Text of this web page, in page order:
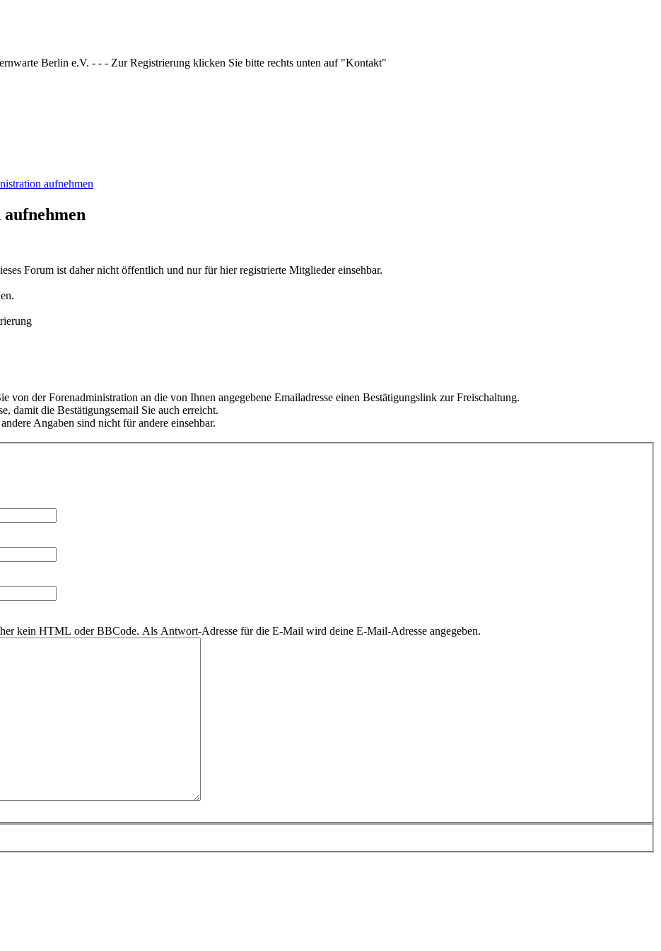
Berlin e.V. - - - Zur Registrierung klicken Sie bitte rechts unten auf "Kontakt"
aufnehmen
Forum ist daher nicht öffentlich und nur für hier registrierte Mitglieder einsehbar.
von der Forenadministration an die von Ihnen angegebene Emailadresse einen Bestätigungslink zur Freischaltung.
damit die Bestätigungsemail Sie auch erreicht.
Angaben sind nicht für andere einsehbar.
kein HTML oder BBCode. Als Antwort-Adresse für die E-Mail wird deine E-Mail-Adresse angegeben.